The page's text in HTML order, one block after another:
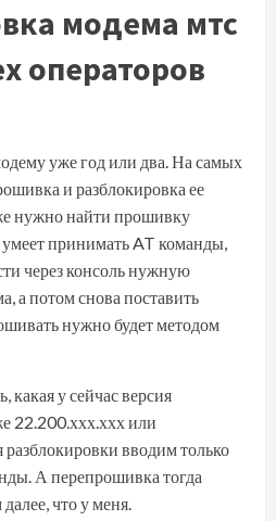
модема мтс
операторов
уже год или два. На самых
и разблокировка ее
нужно найти прошивку
принимать AT команды,
через консоль нужную
а потом снова поставить
нужно будет методом
какая у сейчас версия
22.200.ххх.ххх или
разблокировки вводим только
А перепрошивка тогда
что у меня.